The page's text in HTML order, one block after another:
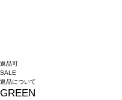
返品可
SALE
返品について
GREEN